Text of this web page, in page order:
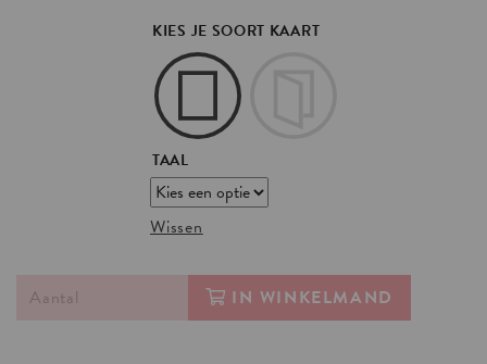
KIES JE SOORT KAART
TAAL
Wissen
IN WINKELMAND